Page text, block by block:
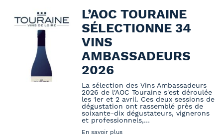
L’AOC TOURAINE
SÉLECTIONNE 34
VINS
AMBASSADEURS
2026
La sélection des Vins Ambassadeurs
2026 de l'AOC Touraine s'est déroulée
les 1er et 2 avril. Ces deux sessions de
dégustation ont rassemblé près de
soixante-dix dégustateurs, vignerons
et professionnels,…
En savoir plus